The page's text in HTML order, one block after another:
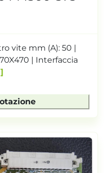
vite mm (A): 50 |
| Interfaccia